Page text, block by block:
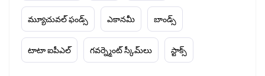
మ్యూచువల్ ఫండ్స్ ఎకానమీ బాండ్స్
టాటా ఐపీఎల్ గవర్న్మెంట్ స్కీమ్‌లు స్టాక్స్